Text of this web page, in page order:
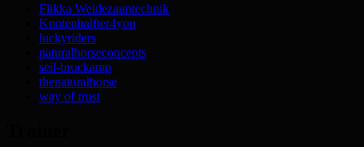
Flikka Weidezauntechnik
Knotenhalfter4you
luckyriders
naturalhorseconcepts
seil-brockamp
thenaturalhorse
way of trust